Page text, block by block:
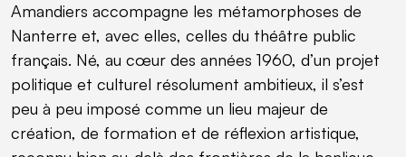
Amandiers accompagne les métamorphoses de
Nanterre et, avec elles, celles du théâtre public
français. Né, au cœur des années 1960, d’un projet
politique et culturel résolument ambitieux, il s’est
peu à peu imposé comme un lieu majeur de
création, de formation et de réflexion artistique,